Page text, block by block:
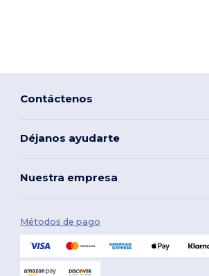
Contáctenos
Déjanos ayudarte
Nuestra empresa
Métodos de pago